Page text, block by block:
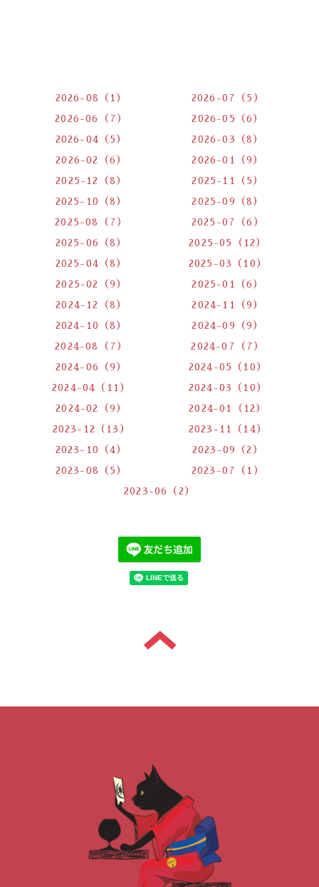
2026-08（1） 2026-07（5）
2026-06（7） 2026-05（6）
2026-04（5） 2026-03（8）
2026-02（6） 2026-01（9）
2025-12（8） 2025-11（5）
2025-10（8） 2025-09（8）
2025-08（7） 2025-07（6）
2025-06（8） 2025-05（12）
2025-04（8） 2025-03（10）
2025-02（9） 2025-01（6）
2024-12（8） 2024-11（9）
2024-10（8） 2024-09（9）
2024-08（7） 2024-07（7）
2024-06（9） 2024-05（10）
2024-04（11） 2024-03（10）
2024-02（9） 2024-01（12）
2023-12（13） 2023-11（14）
2023-10（4） 2023-09（2）
2023-08（5） 2023-07（1）
2023-06（2）